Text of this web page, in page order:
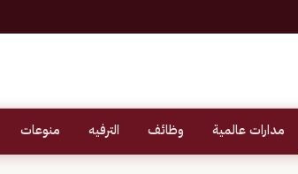
مدارات عالمية وظائف الترفيه منوعات